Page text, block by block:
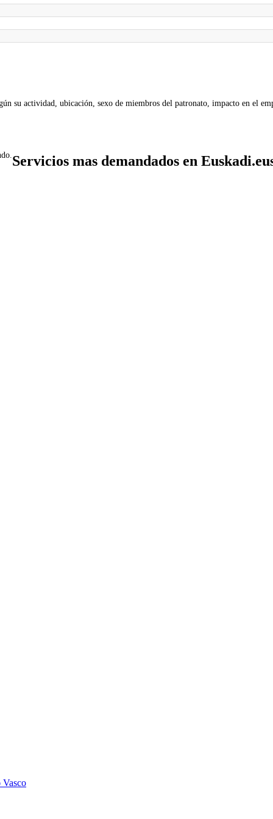
su actividad, ubicación, sexo de miembros del patronato, impacto en el
Servicios mas demandados en
Vasco